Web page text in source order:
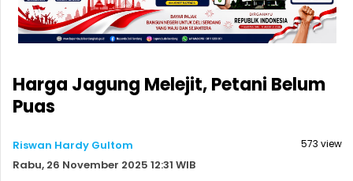
Harga Jagung Melejit, Petani Belum
Puas
Riswan Hardy Gultom
Rabu, 26 November 2025 12:31 WIB
573 view